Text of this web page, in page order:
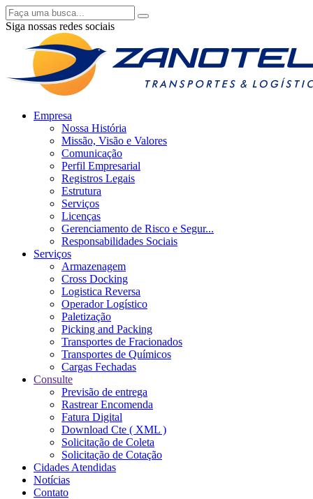
Siga nossas redes sociais
Empresa
Nossa História
Missão, Visão e Valores
Comunicação
Perfil Empresarial
Registros Legais
Estrutura
Serviços
Licenças
Gerenciamento de Risco e Segur...
Responsabilidades Sociais
Serviços
Armazenagem
Cross Docking
Logistica Reversa
Operador Logístico
Paletização
Picking and Packing
Transportes de Fracionados
Transportes de Químicos
Cargas Fechadas
Consulte
Previsão de entrega
Rastrear Encomenda
Fatura Digital
Download Cte ( XML )
Solicitação de Coleta
Solicitação de Cotação
Cidades Atendidas
Notícias
Contato